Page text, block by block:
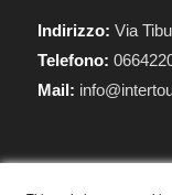
Indirizzo: Via
Telefono:
Mail: